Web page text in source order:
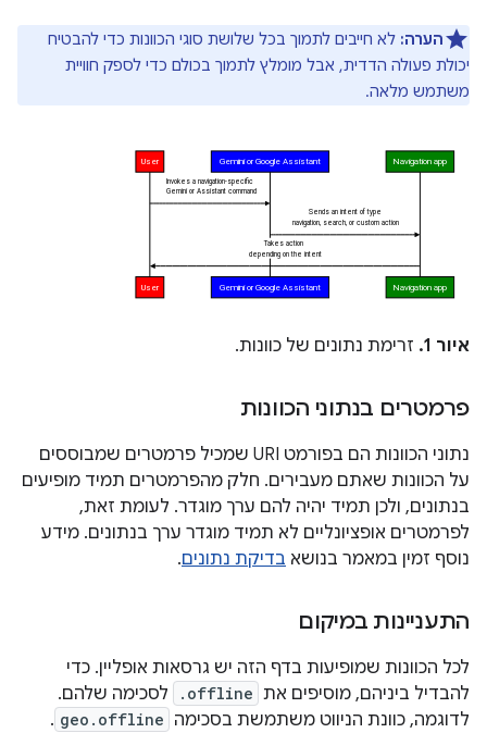
הערה: לא חייבים לתמוך בכל שלושת סוגי הכוונות כדי להבטיח
יכולת פעולה הדדית, אבל מומלץ לתמוך בכולם כדי לספק חוויית
משתמש מלאה.
איור 1. זרימת נתונים של כוונות.
פרמטרים בנתוני הכוונות
נתוני הכוונות הם בפורמט URI שמכיל פרמטרים שמבוססים
על הכוונות שאתם מעבירים. חלק מהפרמטרים תמיד מופיעים
בנתונים, ולכן תמיד יהיה להם ערך מוגדר. לעומת זאת,
לפרמטרים אופציונליים לא תמיד מוגדר ערך בנתונים. מידע
נוסף זמין במאמר בנושא בדיקת נתונים.
התעניינות במיקום
לכל הכוונות שמופיעות בדף הזה יש גרסאות אופליין. כדי
להבדיל ביניהם, מוסיפים את .offline
לסכימה שלהם.
לדוגמה, כוונת הניווט משתמשת בסכימה geo.offline
.